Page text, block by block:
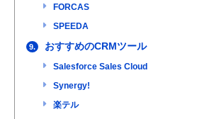
FORCAS
SPEEDA
9. おすすめのCRMツール
Salesforce Sales Cloud
Synergy!
楽テル